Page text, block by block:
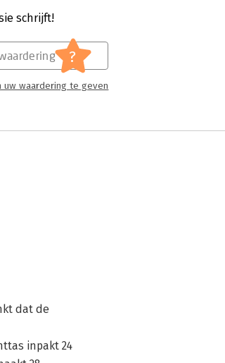
schrijft!
?
uw waardering te geven
dat de
inpakt 24